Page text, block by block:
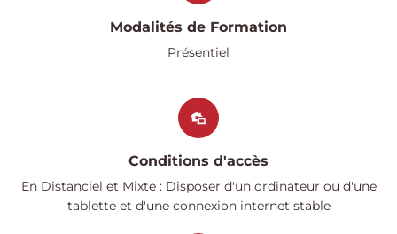
Modalités de Formation
Présentiel
Conditions d'accès
En Distanciel et Mixte : Disposer d'un ordinateur ou d'une
tablette et d'une connexion internet stable